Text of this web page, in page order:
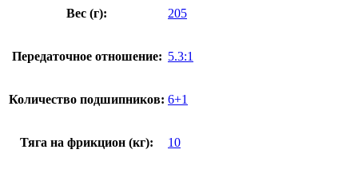
Вес (г): 205
Передаточное отношение: 5.3:1
Количество подшипников: 6+1
Тяга на фрикцион (кг): 10